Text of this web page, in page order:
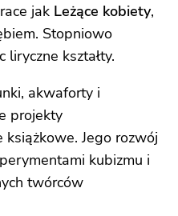
jak Leżące kobiety,
Stopniowo
liryczne kształty.
akwaforty i
projekty
Jego rozwój
kubizmu i
twórców